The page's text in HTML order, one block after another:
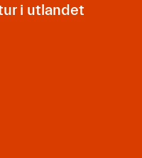
i utlandet